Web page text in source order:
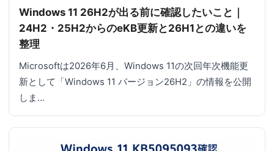
Windows 11 26H2が出る前に確認したいこと｜
24H2・25H2からのeKB更新と26H1との違いを
整理
Microsoftは2026年6月、Windows 11の次回年次機能更
新として「Windows 11 バージョン26H2」の情報を公開
しま…